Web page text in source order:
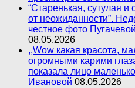
“Старенькая, сутулая
от неожиданности”.
честное фото
08.05.2026
,,Wow какая красота,
огромными карими
показала лицо
Ивановой 08.05.2026